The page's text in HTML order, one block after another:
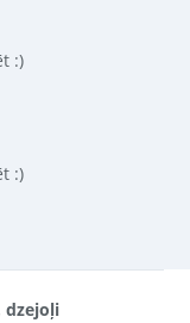
:)
:)
dzejoļi